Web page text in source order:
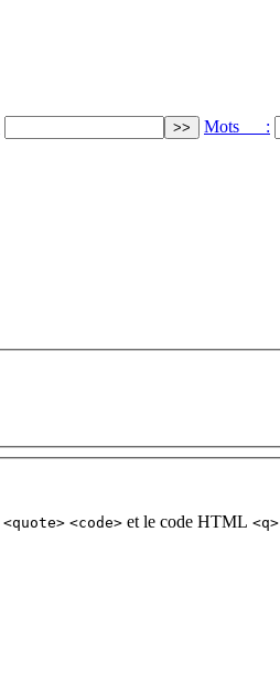
Mots :
<quote> <code> et le code HTML <q>